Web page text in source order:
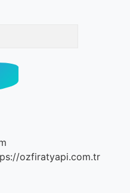
ozfiratyapi.com.tr